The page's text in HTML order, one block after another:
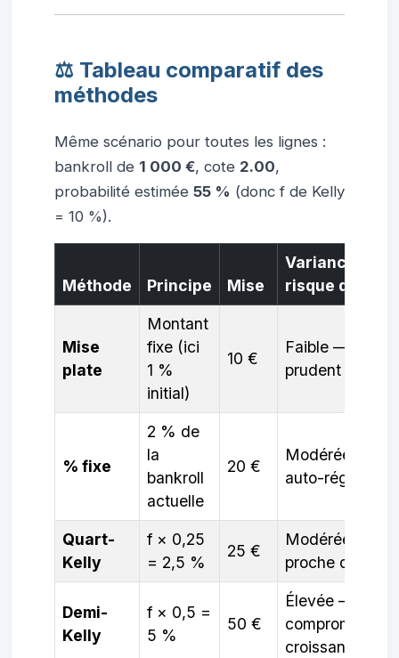
⚖️ Tableau comparatif des
méthodes
Même scénario pour toutes les lignes :
bankroll de 1 000 €, cote 2.00,
probabilité estimée 55 % (donc f de Kelly
= 10 %).
Méthode Principe Mise
Variance /
risque de
Mise
plate
Montant
fixe (ici
1 %
initial)
10 €
Faible — très
prudent
% fixe
2 % de
la
bankroll
actuelle
20 €
Modérée —
auto-régulante
Quart-
Kelly
f × 0,25
= 2,5 %
25 €
Modérée —
proche du %
Demi-
Kelly
f × 0,5 =
5 %
50 €
Élevée — bon
compromis
croissance/